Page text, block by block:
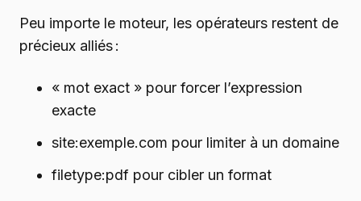
Peu importe le moteur, les opérateurs restent de
précieux alliés :
« mot exact » pour forcer l’expression
exacte
site:exemple.com pour limiter à un domaine
filetype:pdf pour cibler un format